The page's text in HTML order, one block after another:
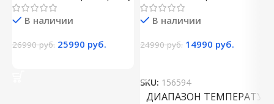
В наличии
26990руб. 25990 руб.
В наличии
24990руб. 14990 руб.
SKU: 156594
ДИАПАЗОН ТЕМПЕРАТУР